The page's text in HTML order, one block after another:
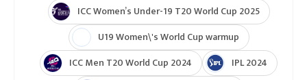
ICC Women’s Under-19 T20 World Cup 2025
U19 Women\'s World Cup warmup
ICC Men T20 World Cup 2024
IPL 2024